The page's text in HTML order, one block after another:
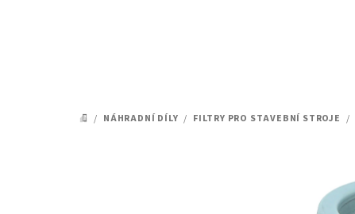
DOMŮ
/ NÁHRADNÍ DÍLY / FILTRY PRO STAVEBNÍ STROJE /